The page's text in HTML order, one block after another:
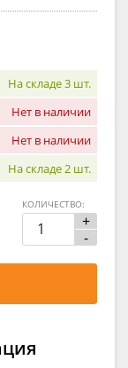
На складе 3 шт.
Нет в наличии
Нет в наличии
На складе 2 шт.
+
-
КОЛИЧЕСТВО: